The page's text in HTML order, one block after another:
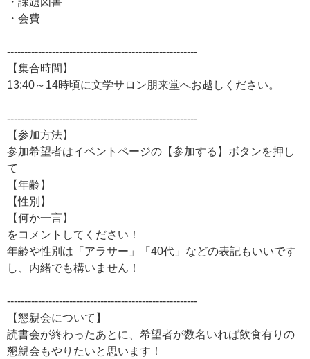
・会費
-------------------------------------------------------
【集合時間】
13:40～14時頃に文学サロン朋来堂へお越しください。
-------------------------------------------------------
【参加方法】
参加希望者はイベントページの【参加する】ボタンを押し
て
【年齢】
【性別】
【何か一言】
をコメントしてください！
年齢や性別は「アラサー」「40代」などの表記もいいです
し、内緒でも構いません！
-------------------------------------------------------
【懇親会について】
読書会が終わったあとに、希望者が数名いれば飲食有りの
懇親会もやりたいと思います！